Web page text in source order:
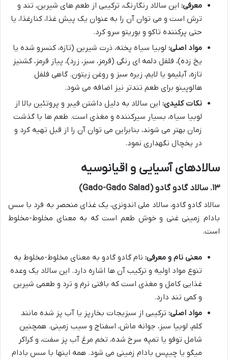
معرفی: این سالاد رنگارنگ، ترکیبی از طعم های شیرین، تند و
ترش است و می توان آن را به عنوان یک پیش غذا، کنارغذا، یا
حتی پرکننده تاکو و بوریتو سرو کرد.
مواد اصلی: لوبیا سیاه پخته، ذرت شیرین (تازه، کنسرو شده یا
یخ زده)، فلفل دلمه ای رنگی (قرمز، سبز، زرد)، پیاز قرمز، گشنیز
تازه، آبلیمو یا لایم، زیره سبز و روغن زیتون. گاهی فلفل
هالوپینو برای طعم تندتر نیز اضافه می شود.
نکات کلیدی: این سالاد به دلیل داشتن فیبر و پروتئین بالا از
لوبیا سیاه، بسیار سیرکننده و مغذی است. طعم ها با گذشت
زمان بهتر می شوند، بنابراین می توان آن را از قبل تهیه کرد و
در یخچال نگهداری نمود.
سالادهای آسیایی و اقیانوسیه
۱۳. سالاد گادو گادو (Gado-Gado Salad)
سالاد گادو گادو، سالاد ملی اندونزی، یک غذای منحصر به فرد با سس
بادام زمینی غنی و خوش طعم است که به معنای مخلوط-مخلوط
است.
معنی نام و معرفی: نام گادو گادو به معنای مخلوط-مخلوط به
تنوع مواد اولیه و ترکیب آن ها اشاره دارد. این سالاد یک وعده
غذایی کامل و مغذی است که بافتی نرم و ترد و طعمی شیرین
و کمی تند دارد.
مواد اصلی: ترکیبی از سبزیجات بخارپز یا آب پز شده مانند
کلم، لوبیا سبز، جوانه ماش، اسفناج و سیب زمینی. همچنین
شامل توفو یا تمپه سرخ شده، تخم مرغ آب پز سفت، و کراکر
میگو یا چیپس بادام زمینی می شود. همه اینها با سس بادام